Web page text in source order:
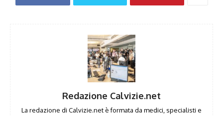
Redazione Calvizie.net
La redazione di Calvizie.net è formata da medici, specialisti e